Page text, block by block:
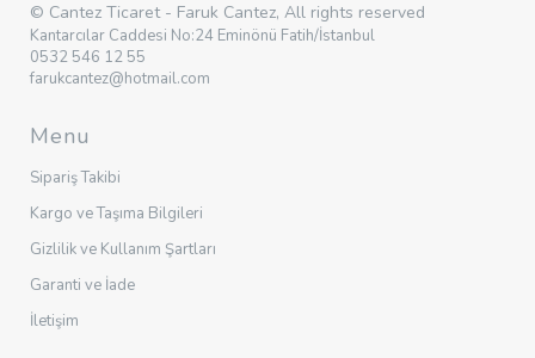
© Cantez Ticaret - Faruk Cantez, All rights reserved
Kantarcılar Caddesi No:24 Eminönü Fatih/İstanbul
0532 546 12 55
farukcantez@hotmail.com
Menu
Sipariş Takibi
Kargo ve Taşıma Bilgileri
Gizlilik ve Kullanım Şartları
Garanti ve İade
İletişim